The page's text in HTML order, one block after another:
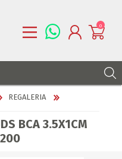
0
REGALERIA
BCA 3.5X1CM